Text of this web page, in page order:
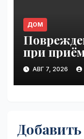
ДОМ
при
VseTime.ru
АВГ 7, 2026